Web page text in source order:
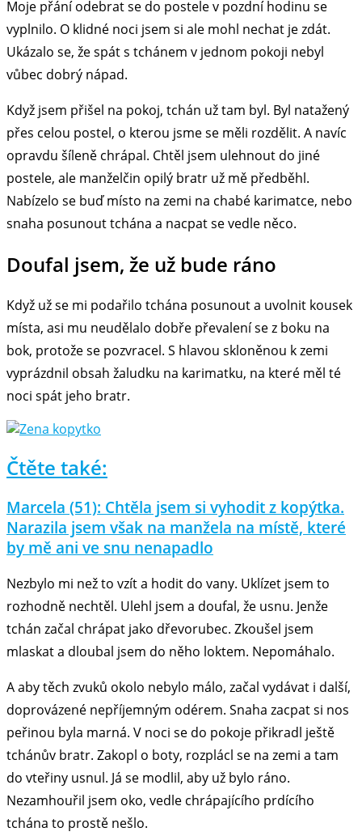
Moje přání odebrat se do postele v pozdní hodinu se
vyplnilo. O klidné noci jsem si ale mohl nechat je zdát.
Ukázalo se, že spát s tchánem v jednom pokoji nebyl
vůbec dobrý nápad.
Když jsem přišel na pokoj, tchán už tam byl. Byl natažený
přes celou postel, o kterou jsme se měli rozdělit. A navíc
opravdu šíleně chrápal. Chtěl jsem ulehnout do jiné
postele, ale manželčin opilý bratr už mě předběhl.
Nabízelo se buď místo na zemi na chabé karimatce, nebo
snaha posunout tchána a nacpat se vedle něco.
Doufal jsem, že už bude ráno
Když už se mi podařilo tchána posunout a uvolnit kousek
místa, asi mu neudělalo dobře převalení se z boku na
bok, protože se pozvracel. S hlavou skloněnou k zemi
vyprázdnil obsah žaludku na karimatku, na které měl té
noci spát jeho bratr.
Čtěte také:
Marcela (51): Chtěla jsem si vyhodit z kopýtka.
Narazila jsem však na manžela na místě, které
by mě ani ve snu nenapadlo
Nezbylo mi než to vzít a hodit do vany. Uklízet jsem to
rozhodně nechtěl. Ulehl jsem a doufal, že usnu. Jenže
tchán začal chrápat jako dřevorubec. Zkoušel jsem
mlaskat a dloubal jsem do něho loktem. Nepomáhalo.
A aby těch zvuků okolo nebylo málo, začal vydávat i další,
doprovázené nepříjemným odérem. Snaha zacpat si nos
peřinou byla marná. V noci se do pokoje přikradl ještě
tchánův bratr. Zakopl o boty, rozplácl se na zemi a tam
do vteřiny usnul. Já se modlil, aby už bylo ráno.
Nezamhouřil jsem oko, vedle chrápajícího prdícího
tchána to prostě nešlo.